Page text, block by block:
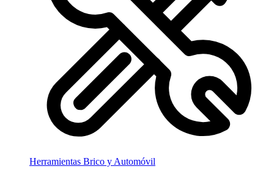
Herramientas Brico y Automóvil